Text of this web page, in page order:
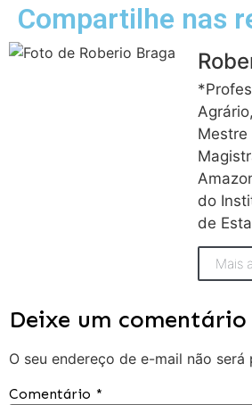
Compartilhe nas
Mestre
do
de
Mais
Deixe um comentário
O seu endereço de e-mail não será
Comentário *